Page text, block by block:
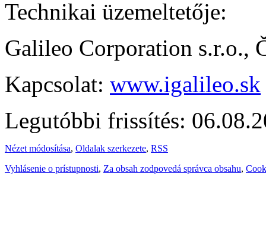
Technikai üzemeltetője:
Galileo Corporation s.r.o.,
Kapcsolat: www.igalileo.sk
Legutóbbi frissítés:
Nézet módosítása, Oldalak szerkezete, RSS
Vyhlásenie o prístupnosti, Za obsah zodpovedá správca obsahu,